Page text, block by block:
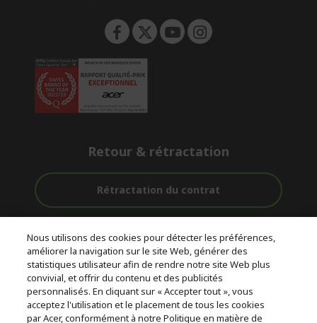
Retour & rétractation
Rétractation du contrat
Livraison
Gratuite
avant et après-
vente
Paiement
Sécurisé
© 2026 Acer Inc.
CPYou BV est le revendeur et marchand agréé pour les produits et
services proposés au sein de ce magasin.
Nous utilisons des cookies pour détecter les préférences,
améliorer la navigation sur le site Web, générer des
statistiques utilisateur afin de rendre notre site Web plus
convivial, et offrir du contenu et des publicités
personnalisés. En cliquant sur « Accepter tout », vous
acceptez l'utilisation et le placement de tous les cookies
par Acer, conformément à notre Politique en matière de